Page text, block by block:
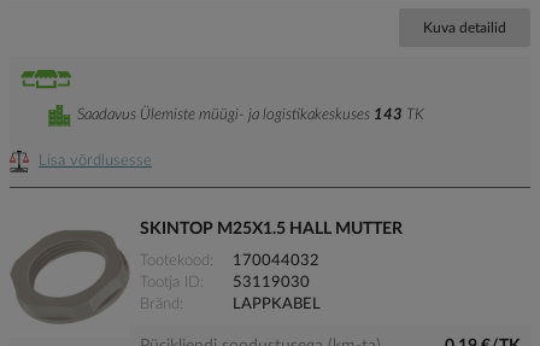
Kuva detailid
Lisa võrdlusesse
Saadavus Ülemiste müügi- ja logistikakeskuses 143 TK
SKINTOP M25X1.5 HALL MUTTER
Tootekood
170044032
Tootja ID
53119030
Bränd
LAPPKABEL